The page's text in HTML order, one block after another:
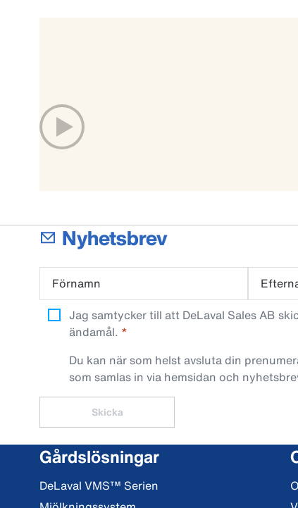
Nyhetsbrev
Förnamn
Jag samtycker till att DeLaval Sales AB
ändamål.
Du kan när som helst avsluta din
som samlas in via hemsidan och
Skicka
Gårdslösningar
DeLaval VMS™ Serien